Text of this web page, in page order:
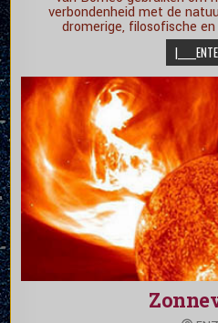
verbondenheid met de
dromerige, filosofische